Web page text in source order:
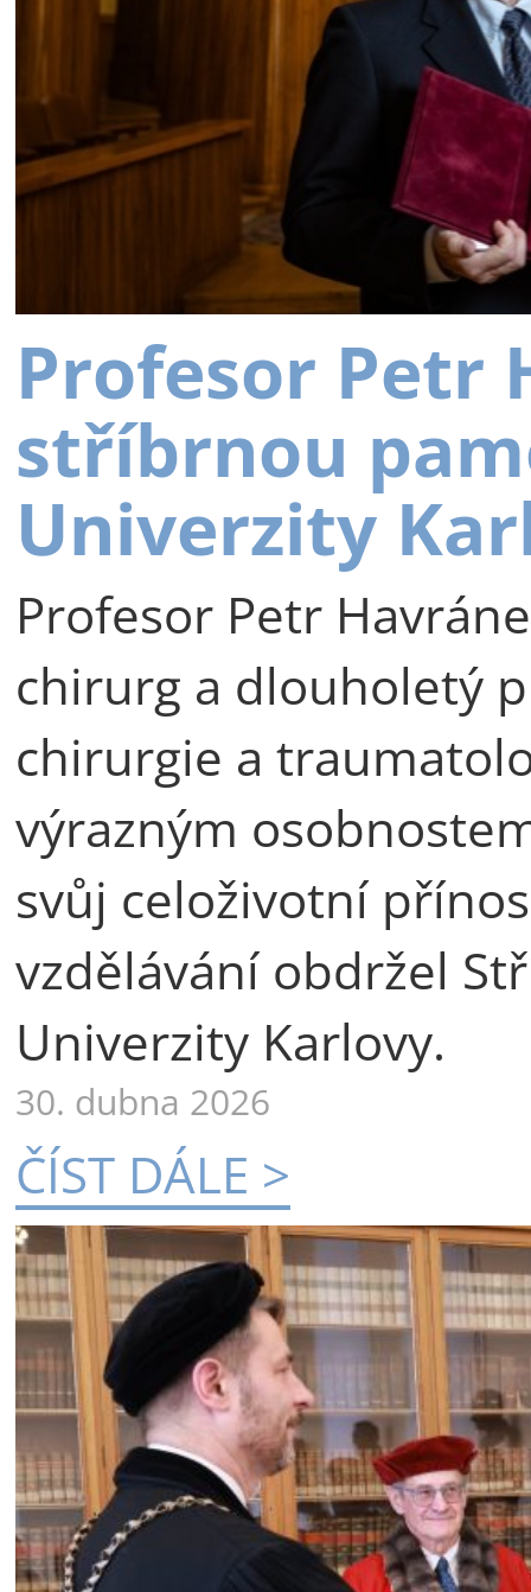
Profesor Petr
stříbrnou
Univerzity
Profesor Petr
chirurg a dlouholetý
chirurgie a
výrazným
svůj celoživotní
vzdělávání obdržel
Univerzity Karlovy.
30. dubna 2026
ČÍST DÁLE >